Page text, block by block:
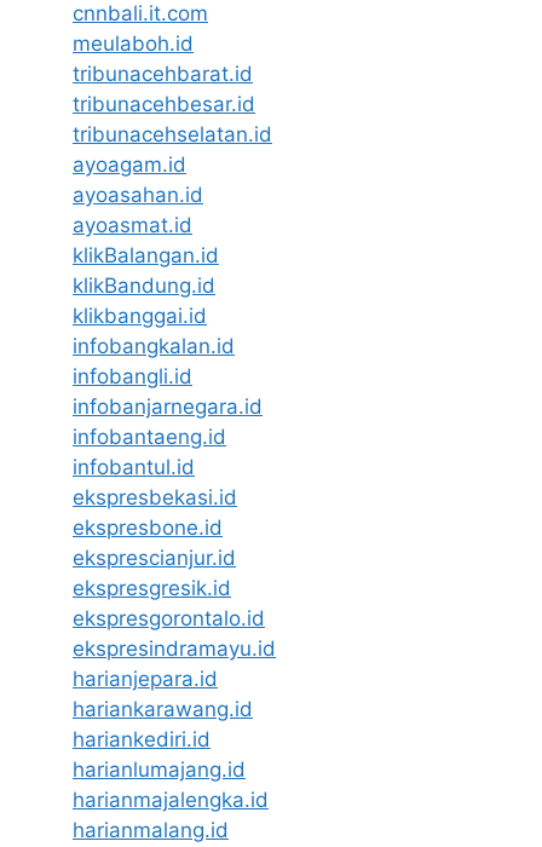
cnnbali.it.com
meulaboh.id
tribunacehbarat.id
tribunacehbesar.id
tribunacehselatan.id
ayoagam.id
ayoasahan.id
ayoasmat.id
klikBalangan.id
klikBandung.id
klikbanggai.id
infobangkalan.id
infobangli.id
infobanjarnegara.id
infobantaeng.id
infobantul.id
ekspresbekasi.id
ekspresbone.id
eksprescianjur.id
ekspresgresik.id
ekspresgorontalo.id
ekspresindramayu.id
harianjepara.id
hariankarawang.id
hariankediri.id
harianlumajang.id
harianmajalengka.id
harianmalang.id